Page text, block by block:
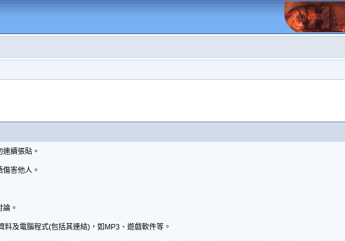
續張貼。
害他人。
。
及電腦程式(包括其連結)，如MP3、遊戲軟件等。